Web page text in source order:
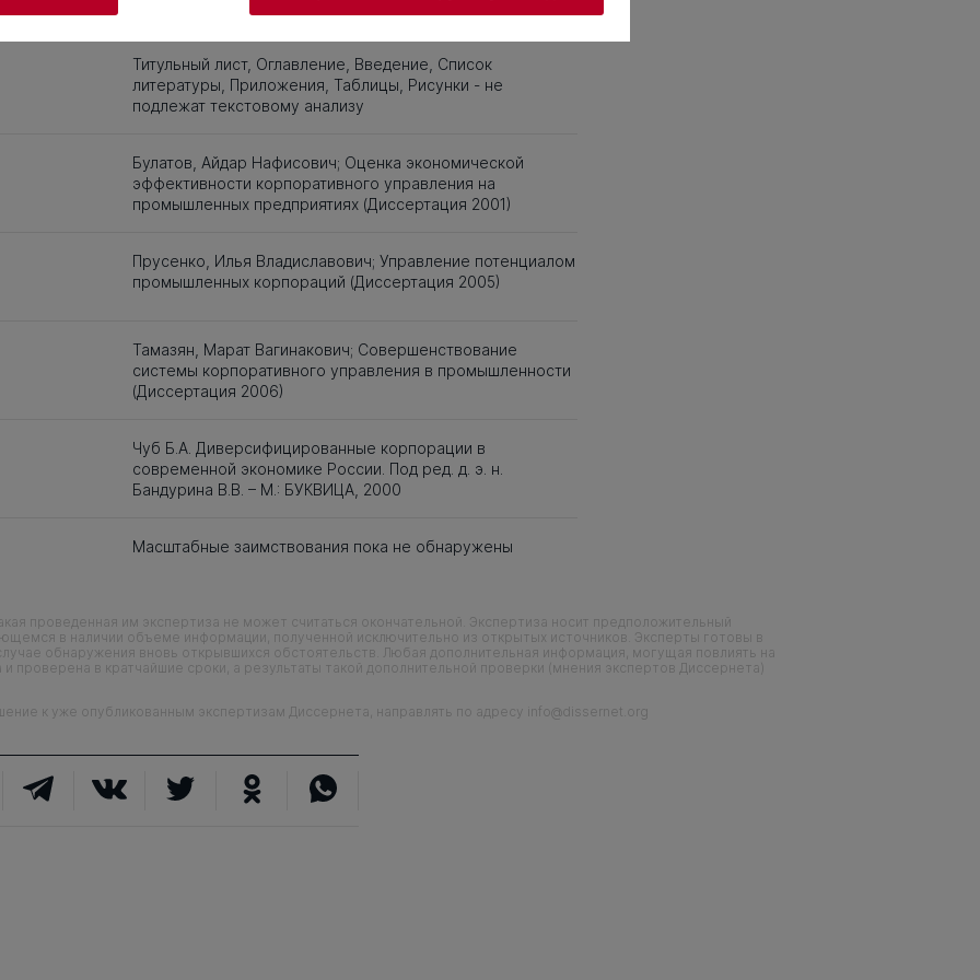
Титульный лист, Оглавление, Введение, Список
литературы, Приложения, Таблицы, Рисунки - не
подлежат текстовому анализу
Булатов, Айдар Нафисович; Оценка экономической
эффективности корпоративного управления на
промышленных предприятиях (Диссертация 2001)
Прусенко, Илья Владиславович; Управление потенциалом
промышленных корпораций (Диссертация 2005)
Тамазян, Марат Вагинакович; Совершенствование
системы корпоративного управления в промышленности
(Диссертация 2006)
Чуб Б.А. Диверсифицированные корпорации в
современной экономике России. Под ред. д. э. н.
Бандурина В.В. – М.: БУКВИЦА, 2000
Масштабные заимствования пока не обнаружены
проведенная им экспертиза не может считаться окончательной. Экспертиза носит предположительный
в наличии объеме информации, полученной исключительно из открытых источников. Эксперты готовы в
обнаружения вновь открывшихся обстоятельств. Любая дополнительная информация, могущая повлиять на
проверена в кратчайшие сроки, а результаты такой дополнительной проверки (мнения экспертов Диссернета)
к уже опубликованным экспертизам Диссернета, направлять по адресу info@dissernet.org